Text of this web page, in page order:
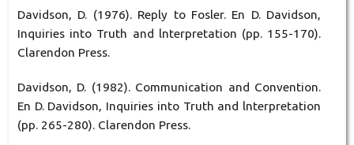
Davidson, D. (1976). Reply to Fosler. En D. Davidson,
Inquiries into Truth and lnterpretation (pp. 155-170).
Clarendon Press.
Davidson, D. (1982). Communication and Convention.
En D. Davidson, Inquiries into Truth and lnterpretation
(pp. 265-280). Clarendon Press.